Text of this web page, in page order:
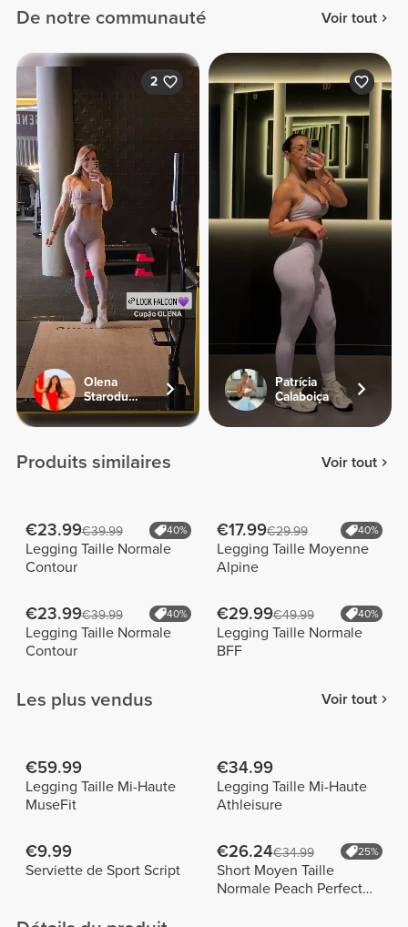
De notre communauté Voir tout
2
Olena
Starodubets
Patrícia
Calaboiça
Produits similaires Voir tout
€23.99€39.99 40%
Legging Taille Normale
Contour
€17.99€29.99 40%
Legging Taille Moyenne
Alpine
€23.99€39.99 40%
Legging Taille Normale
Contour
€29.99€49.99 40%
Legging Taille Normale
BFF
Les plus vendus Voir tout
€59.99
Legging Taille Mi-Haute
MuseFit
€34.99
Legging Taille Mi-Haute
Athleisure
€9.99
Serviette de Sport Script
€26.24€34.99 25%
Short Moyen Taille
Normale Peach Perfect